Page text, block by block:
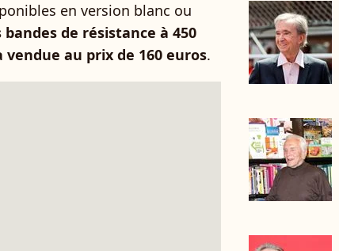
en version blanc ou
de résistance à 450
vendue au prix de 160 euros.